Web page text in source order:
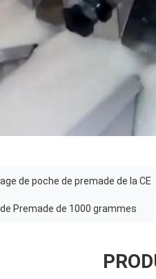
de poche de premade de la CE
Premade de 1000 grammes